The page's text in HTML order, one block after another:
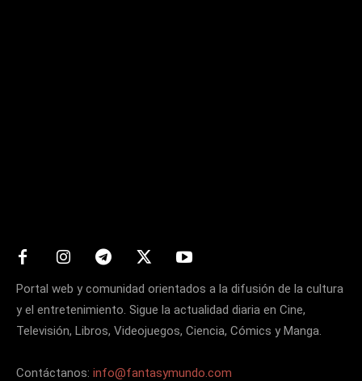
Portal web y comunidad orientados a la difusión de la cultura
y el entretenimiento. Sigue la actualidad diaria en Cine,
Televisión, Libros, Videojuegos, Ciencia, Cómics y Manga.
Contáctanos: info@fantasymundo.com